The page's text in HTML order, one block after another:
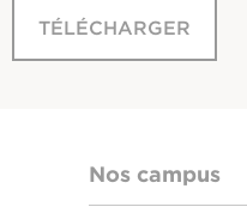
TÉLÉCHARGER
Nos campus